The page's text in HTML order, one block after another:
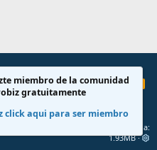
de privacidad Ayuda
R
XenForo Ltd.
Memoria
1.93MB
miembro de la comunidad
gratuitamente
click aqui para ser miembro